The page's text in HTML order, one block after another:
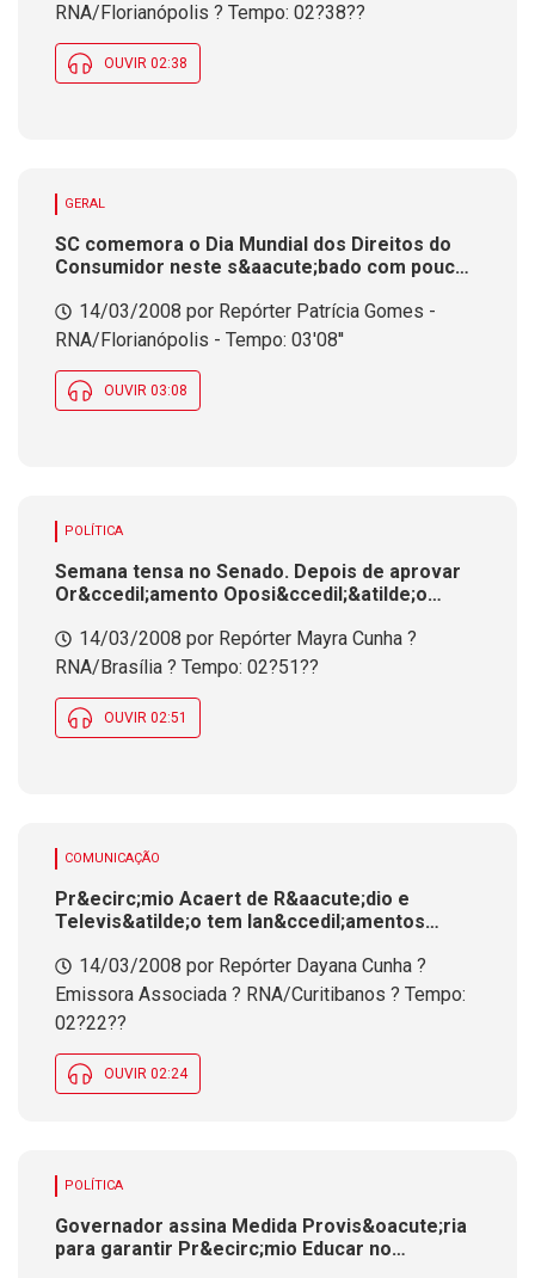
RNA/Florianópolis ? Tempo: 02?38??
OUVIR 02:38
GERAL
SC comemora o Dia Mundial dos Direitos do
Consumidor neste s&aacute;bado com poucos
14/03/2008 por Repórter Patrícia Gomes -
RNA/Florianópolis - Tempo: 03'08''
OUVIR 03:08
POLÍTICA
Semana tensa no Senado. Depois de aprovar
Or&ccedil;amento Oposi&ccedil;&atilde;o
14/03/2008 por Repórter Mayra Cunha ?
RNA/Brasília ? Tempo: 02?51??
OUVIR 02:51
COMUNICAÇÃO
Pr&ecirc;mio Acaert de R&aacute;dio e
Televis&atilde;o tem lan&ccedil;amentos
14/03/2008 por Repórter Dayana Cunha ?
Emissora Associada ? RNA/Curitibanos ? Tempo:
02?22??
OUVIR 02:24
POLÍTICA
Governador assina Medida Provis&oacute;ria
para garantir Pr&ecirc;mio Educar no